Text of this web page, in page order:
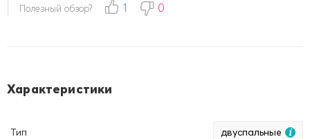
Полезный обзор? 1 0
Характеристики
Тип двуспальные